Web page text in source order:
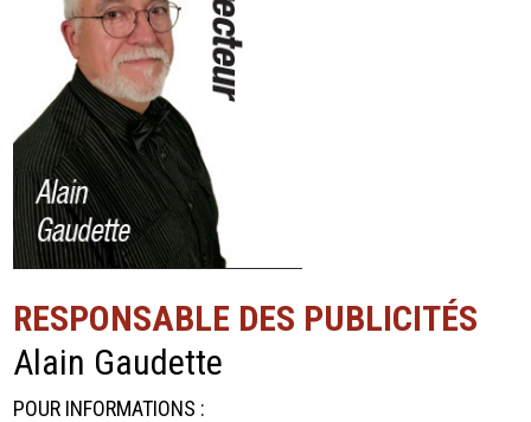
RESPONSABLE DES PUBLICITÉS
Alain Gaudette
POUR INFORMATIONS :